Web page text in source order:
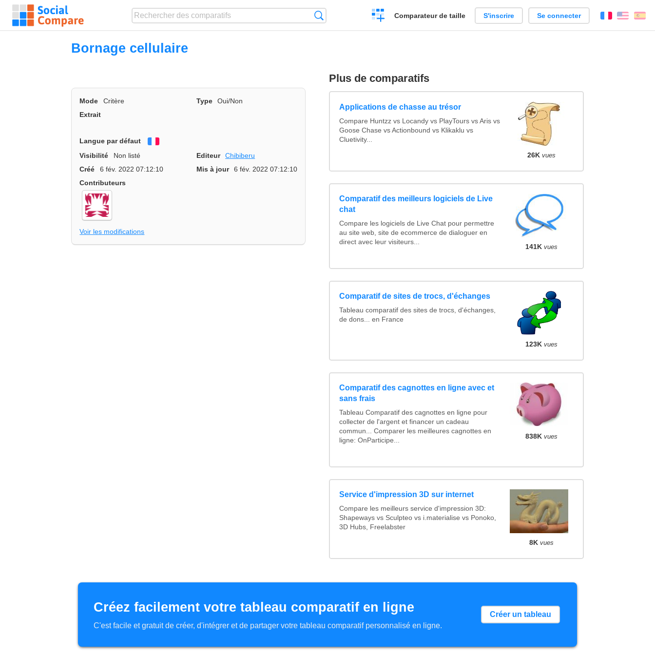
Créer
un
Comparateur de taille S'inscrire Se connecter FrançaisEnglish
Bornage cellulaire
Mode Critère Type
Oui/Non
Extrait
Langue par défaut
Visibilité
Non listé Editeur
Chibiberu
Créé
6 fév. 2022 07:12:10 Mis à jour
6 fév. 2022 07:12:10
Contributeurs
Voir les modifications
Plus de comparatifs
Applications de chasse au trésor
Compare Huntzz vs Locandy vs PlayTours vs Aris vs
Goose Chase vs Actionbound vs Klikaklu vs
Cluetivity...
26K vues
Comparatif des meilleurs logiciels de Live
chat
Compare les logiciels de Live Chat pour permettre
au site web, site de ecommerce de dialoguer en
direct avec leur visiteurs...
141K vues
Comparatif de sites de trocs, d'échanges
Tableau comparatif des sites de trocs, d'échanges,
de dons... en France
123K vues
Comparatif des cagnottes en ligne avec et
sans frais
Tableau Comparatif des cagnottes en ligne pour
collecter de l'argent et financer un cadeau
commun... Comparer les meilleures cagnottes en
ligne: OnParticipe...
838K vues
Service d'impression 3D sur internet
Compare les meilleurs service d'impression 3D:
Shapeways vs Sculpteo vs i.materialise vs Ponoko,
3D Hubs, Freelabster
8K vues
Créez facilement votre tableau comparatif en ligne
C'est facile et gratuit de créer, d'intégrer et de partager votre tableau comparatif personnalisé en ligne.
Créer un tableau